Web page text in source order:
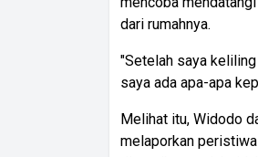
dari rumahnya.
"Setelah saya
saya ada apa-apa
Melihat itu, Widodo
melaporkan